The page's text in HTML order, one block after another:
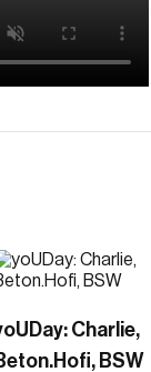
Charlie,
BSW